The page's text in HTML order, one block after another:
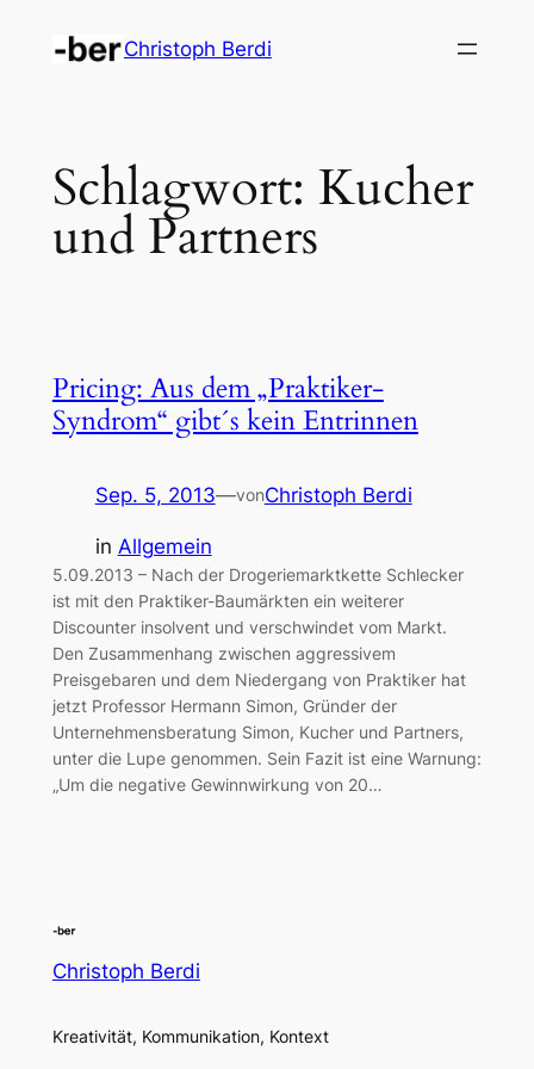
Inhalt
Christoph Berdi
Schlagwort: Kucher
und Partners
Pricing: Aus dem „Praktiker-
Syndrom“ gibt´s kein Entrinnen
Sep. 5, 2013—vonChristoph Berdi
in Allgemein
5.09.2013 – Nach der Drogeriemarktkette Schlecker
ist mit den Praktiker-Baumärkten ein weiterer
Discounter insolvent und verschwindet vom Markt.
Den Zusammenhang zwischen aggressivem
Preisgebaren und dem Niedergang von Praktiker hat
jetzt Professor Hermann Simon, Gründer der
Unternehmensberatung Simon, Kucher und Partners,
unter die Lupe genommen. Sein Fazit ist eine Warnung:
„Um die negative Gewinnwirkung von 20…
Christoph Berdi
Kreativität, Kommunikation, Kontext